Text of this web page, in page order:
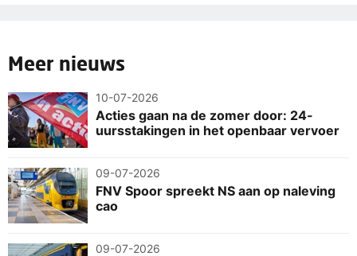
Meer nieuws
10-07-2026
Acties gaan na de zomer door: 24-
uursstakingen in het openbaar vervoer
09-07-2026
FNV Spoor spreekt NS aan op naleving
cao
09-07-2026